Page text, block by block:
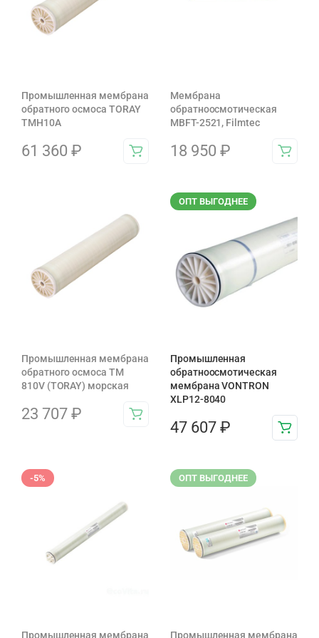
Промышленная мембрана
обратного осмоса TORAY
TMH10A
61 360 ₽
Мембрана
обратноосмотическая
MBFT-2521, Filmtec
18 950 ₽
Промышленная мембрана
обратного осмоса TM
810V (TORAY) морская
23 707 ₽
ОПТ ВЫГОДНЕЕ
Промышленная
обратноосмотическая
мембрана VONTRON
XLP12-8040
47 607 ₽
-5%
Промышленная мембрана
ОПТ ВЫГОДНЕЕ
Промышленная мембрана